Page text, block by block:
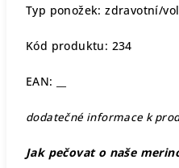
Typ ponožek: zdravotní/
Kód produktu: 234
EAN: __
dodatečné informace k
Jak pečovat o naše